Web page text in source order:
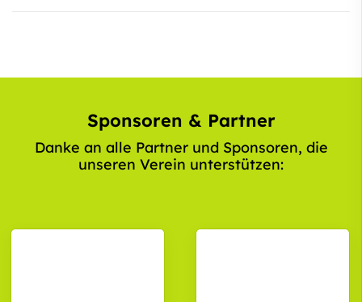
Sponsoren & Partner
Danke an alle Partner und Sponsoren, die
unseren Verein unterstützen: